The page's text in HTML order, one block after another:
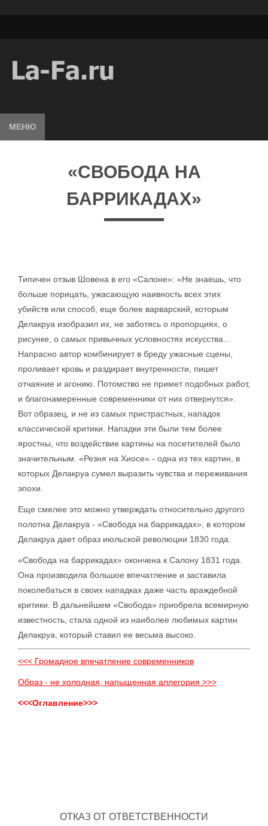
МЕНЮ
«СВОБОДА НА
БАРРИКАДАХ»
Типичен отзыв Шовена в его «Салоне»: «Не знаешь, что
больше порицать, ужасающую наивность всех этих
убийств или способ, еще более варварский, которым
Делакруа изобразил их, не заботясь о пропорциях, о
рисунке, о самых привычных условностях искусства...
Напрасно автор комбинирует в бреду ужасные сцены,
проливает кровь и раздирает внутренности, пишет
отчаяние и агонию. Потомство не примет подобных работ,
и благонамеренные современники от них отвернутся».
Вот образец, и не из самых пристрастных, нападок
классической критики. Нападки эти были тем более
яростны, что воздействие картины на посетителей было
значительным. «Резня на Хиосе» - одна из тех картин, в
которых Делакруа сумел выразить чувства и переживания
эпохи.
Еще смелее это можно утверждать относительно другого
полотна Делакруа - «Свобода на баррикадах», в котором
Делакруа дает образ июльской революции 1830 года.
«Свобода на баррикадах» окончена к Салону 1831 года.
Она производила большое впечатление и заставила
поколебаться в своих нападках даже часть враждебной
критики. В дальнейшем «Свобода» приобрела всемирную
известность, стала одной из наиболее любимых картин
Делакруа, который ставил ее весьма высоко.
<<< Громадное впечатление современников
Образ - не холодная, напыщенная аллегория >>>
<<<Оглавление>>>
ОТКАЗ ОТ ОТВЕТСТВЕННОСТИ